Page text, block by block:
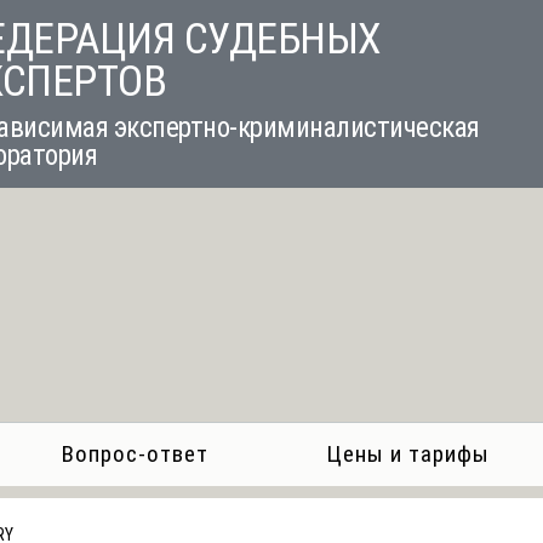
СУДЕБНЫХ
экспертно-криминалистическая
Вопрос-ответ Цены и тарифы